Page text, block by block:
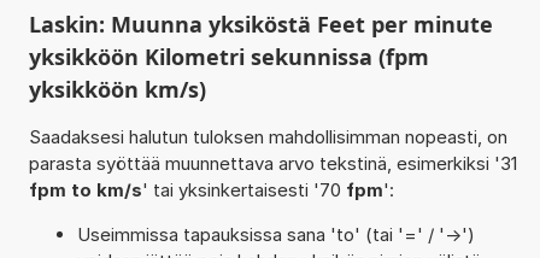
Laskin: Muunna yksiköstä Feet per minute
yksikköön Kilometri sekunnissa (fpm
yksikköön km/s)
Saadaksesi halutun tuloksen mahdollisimman nopeasti, on
parasta syöttää muunnettava arvo tekstinä, esimerkiksi '31
fpm to km/s' tai yksinkertaisesti '70 fpm':
Useimmissa tapauksissa sana 'to' (tai '=' / '->')